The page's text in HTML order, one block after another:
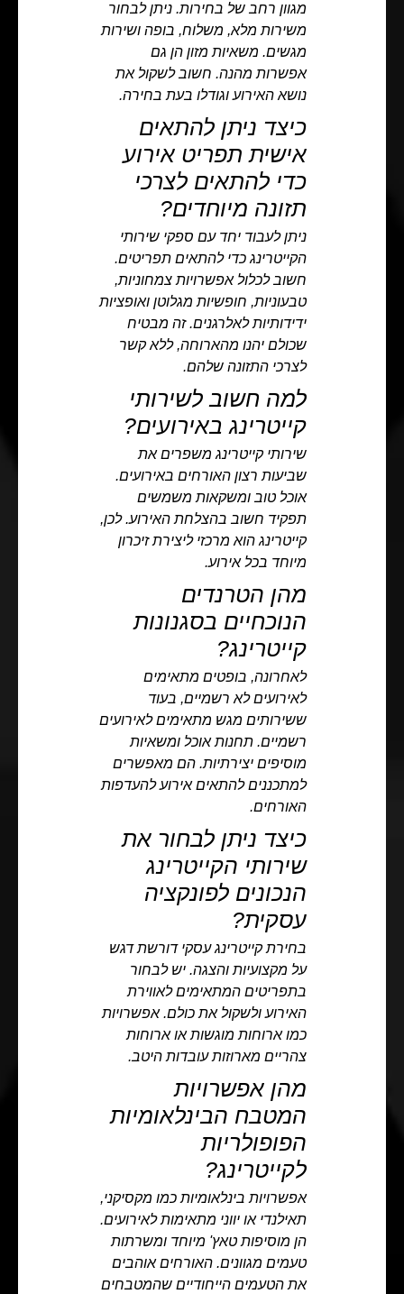
מגוון רחב של בחירות. ניתן לבחור
משירות מלא, משלוח, בופה ושירות
מגשים. משאיות מזון הן גם
אפשרות מהנה. חשוב לשקול את
נושא האירוע וגודלו בעת בחירה.
כיצד ניתן להתאים
אישית תפריט אירוע
כדי להתאים לצרכי
תזונה מיוחדים?
ניתן לעבוד יחד עם ספקי שירותי
הקייטרינג כדי להתאים תפריטים.
חשוב לכלול אפשרויות צמחוניות,
טבעוניות, חופשיות מגלוטן ואופציות
ידידותיות לאלרגנים. זה מבטיח
שכולם יהנו מהארוחה, ללא קשר
לצרכי התזונה שלהם.
למה חשוב לשירותי
קייטרינג באירועים?
שירותי קייטרינג משפרים את
שביעות רצון האורחים באירועים.
אוכל טוב ומשקאות משמשים
תפקיד חשוב בהצלחת האירוע. לכן,
קייטרינג הוא מרכזי ליצירת זיכרון
מיוחד בכל אירוע.
מהן הטרנדים
הנוכחיים בסגנונות
קייטרינג?
לאחרונה, בופטים מתאימים
לאירועים לא רשמיים, בעוד
ששירותים מגש מתאימים לאירועים
רשמיים. תחנות אוכל ומשאיות
מוסיפים יצירתיות. הם מאפשרים
למתכננים להתאים אירוע להעדפות
האורחים.
כיצד ניתן לבחור את
שירותי הקייטרינג
הנכונים לפונקציה
עסקית?
בחירת קייטרינג עסקי דורשת דגש
על מקצועיות והצגה. יש לבחור
בתפריטים המתאימים לאווירת
האירוע ולשקול את כולם. אפשרויות
כמו ארוחות מוגשות או ארוחות
צהריים מארוזות עובדות היטב.
מהן אפשרויות
המטבח הבינלאומיות
הפופולריות
לקייטרינג?
אפשרויות בינלאומיות כמו מקסיקני,
תאילנדי או יווני מתאימות לאירועים.
הן מוסיפות טאץ' מיוחד ומשרתות
טעמים מגוונים. האורחים אוהבים
את הטעמים הייחודיים שהמטבחים